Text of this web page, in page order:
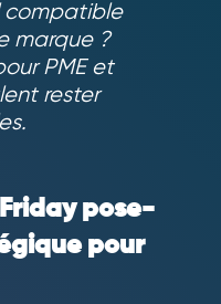
compatible
marque ?
PME et
rester
pose-
pour